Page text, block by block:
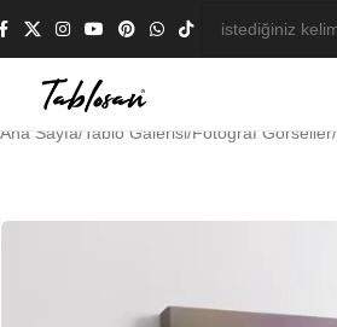
Ana Sayfa/ Tablo Galerisi/Fotoğraf Görseller/